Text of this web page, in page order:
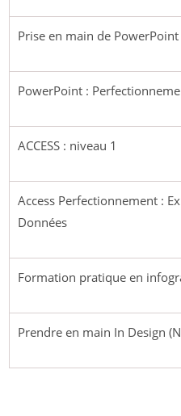
Prise en main de PowerPoint
PowerPoint :
ACCESS : niveau 1
Access Perfectionnement :
Données
Formation pratique en
Prendre en main In Design